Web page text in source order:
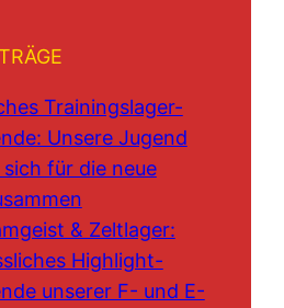
Trainingslager-
Unsere Jugend
für die neue
& Zeltlager:
Highlight-
unserer F- und E-